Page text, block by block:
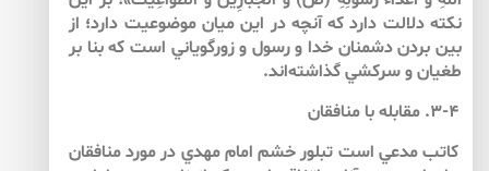
نكته دلالت دارد كه آنچه در اين ميان موضوعيت دارد؛ از
بين بردن دشمنان خدا و رسول و زورگوياني است كه بنا بر
طغيان و سركشي گذاشته‌اند.
۳-۴. مقابله با منافقان
كاتب مدعي است تبلور خشم امام مهدي در مورد منافقان